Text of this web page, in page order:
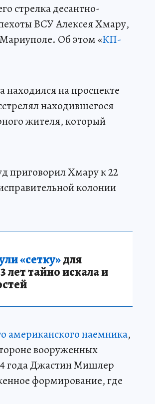
стрелка десантно-
ВСУ Алексея Хмару,
Об этом «КП-
находился на проспекте
находившегося
жителя, который
приговорил Хмару к 22
колонии
«сетку»для
лет тайно искала и
американского наемника,
вооруженных
года Джастин Мишлер
формирование, где